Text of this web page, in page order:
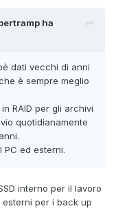
ha
dati vecchi di anni
è sempre meglio
RAID per gli archivi
quotidianamente
PC ed esterni.
interno per il lavoro
esterni per i back up